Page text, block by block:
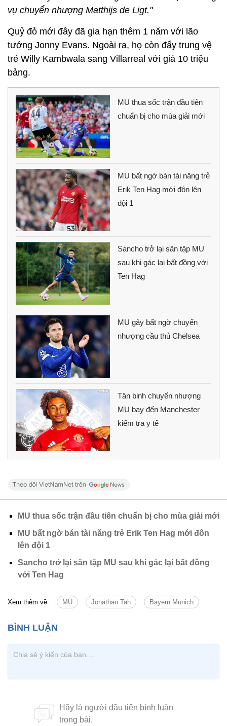
vụ chuyển nhượng Matthijs de Ligt."
Quỷ đỏ mới đây đã gia hạn thêm 1 năm với lão
tướng Jonny Evans. Ngoài ra, họ còn đẩy trung vệ
trẻ Willy Kambwala sang Villarreal với giá 10 triệu
bảng.
MU thua sốc trận đầu tiên
chuẩn bị cho mùa giải mới
MU bất ngờ bán tài năng trẻ
Erik Ten Hag mới đôn lên
đội 1
Sancho trở lại sân tập MU
sau khi gác lại bất đồng với
Ten Hag
MU gây bất ngờ chuyển
nhượng cầu thủ Chelsea
Tân binh chuyển nhượng
MU bay đến Manchester
kiểm tra y tế
MU thua sốc trận đầu tiên chuẩn bị cho mùa giải mới
MU bất ngờ bán tài năng trẻ Erik Ten Hag mới đôn
lên đội 1
Sancho trở lại sân tập MU sau khi gác lại bất đồng
với Ten Hag
Xem thêm về: MU Jonathan Tah Bayern Munich